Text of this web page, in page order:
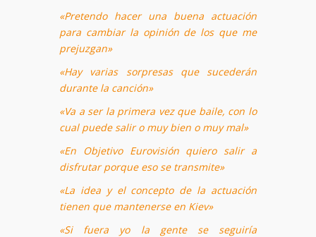
«Pretendo hacer una buena actuación
para cambiar la opinión de los que me
prejuzgan»
«Hay varias sorpresas que sucederán
durante la canción»
«Va a ser la primera vez que baile, con lo
cual puede salir o muy bien o muy mal»
«En Objetivo Eurovisión quiero salir a
disfrutar porque eso se transmite»
«La idea y el concepto de la actuación
tienen que mantenerse en Kiev»
«Si fuera yo la gente se seguiría